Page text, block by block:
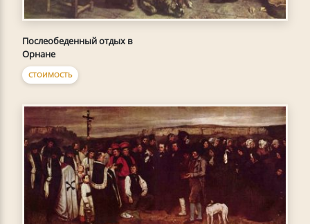
Послеобеденный отдых в
Орнане
СТОИМОСТЬ